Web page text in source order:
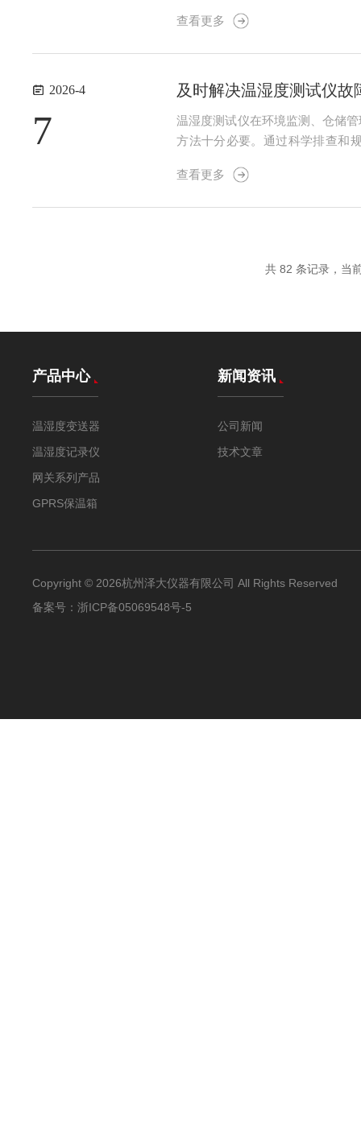
其内置的数字化校准电路可自动
查看更多
2026-4
7
及时解决温湿度测试仪
温湿度测试仪在环境监测、仓储
方法十分必要。通过科学排查和
正常；检查开关是否开启、保险
查看更多
共 82 条记录，当
产品中心
温湿度变送器
温湿度记录仪
网关系列产品
GPRS保温箱
新闻资讯
公司新闻
技术文章
Copyright © 2026杭州泽大仪器有限公司 All Rights Reserved
备案号： 浙ICP备05069548号-5